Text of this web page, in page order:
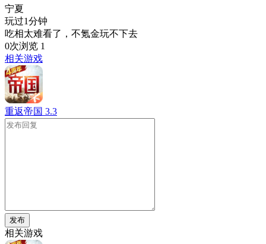
宁夏
玩过1分钟
吃相太难看了，不氪金玩不下去
0次浏览 1
相关游戏
重返帝国 3.3
发布
相关游戏